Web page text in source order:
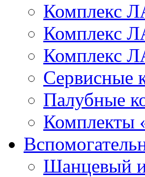
Комплекс
Комплекс
Комплекс
Сервисные
Палубные
Комплекты
Шанцевый